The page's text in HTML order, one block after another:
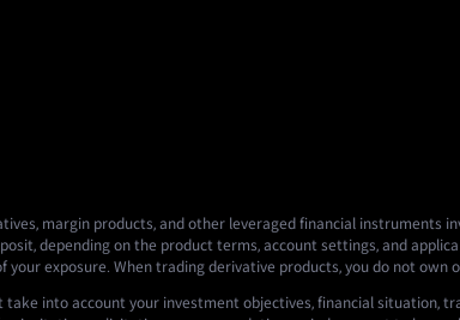
margin products, and other leveraged financial instruments
depending on the product terms, account settings, and
exposure. When trading derivative products, you do not own
into account your investment objectives, financial situation,